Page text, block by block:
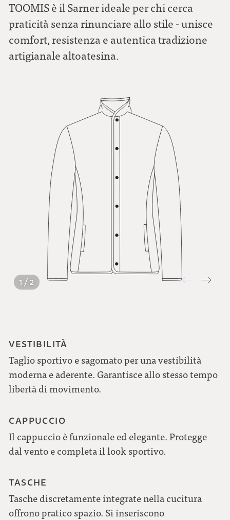
TOOMIS è il Sarner ideale per chi cerca
praticità senza rinunciare allo stile - unisce
comfort, resistenza e autentica tradizione
artigianale altoatesina.
1 / 2
VESTIBILITÀ
Taglio sportivo e sagomato per una vestibilità
moderna e aderente. Garantisce allo stesso tempo
libertà di movimento.
CAPPUCCIO
Il cappuccio è funzionale ed elegante. Protegge
dal vento e completa il look sportivo.
TASCHE
Tasche discretamente integrate nella cucitura
offrono pratico spazio. Si inseriscono